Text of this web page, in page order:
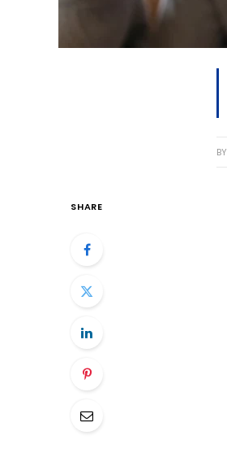
BY
SHARE